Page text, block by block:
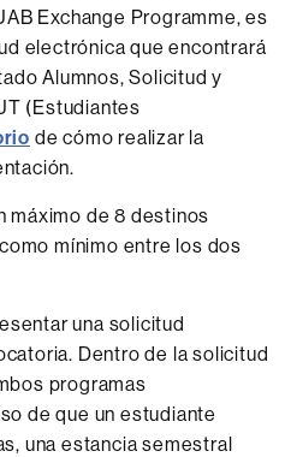
Exchange Programme, es
electrónica que encontrará
Alumnos, Solicitud y
(Estudiantes
de cómo realizar la
máximo de 8 destinos
mínimo entre los dos
una solicitud
Dentro de la solicitud
programas
de que un estudiante
una estancia semestral